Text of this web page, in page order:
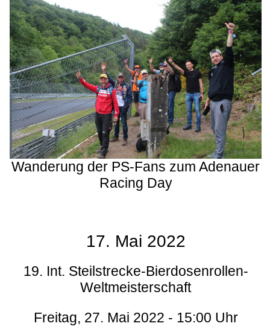
Wanderung der PS-Fans zum Adenauer
Racing Day
17. Mai 2022
19. Int. Steilstrecke-Bierdosenrollen-
Weltmeisterschaft
Freitag, 27. Mai 2022 - 15:00 Uhr